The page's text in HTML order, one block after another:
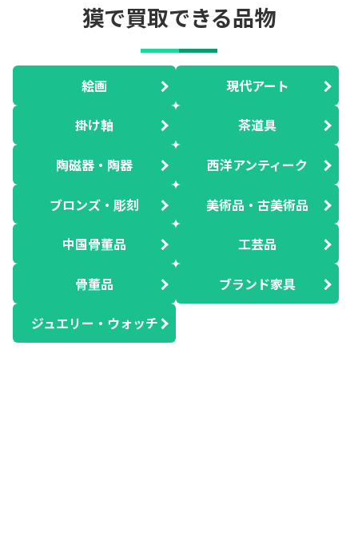
獏で買取できる品物
絵画 現代アート
掛け軸 茶道具
陶磁器・陶器 西洋アンティーク
ブロンズ・彫刻 美術品・古美術品
中国骨董品 工芸品
骨董品 ブランド家具
ジュエリー・ウォッチ